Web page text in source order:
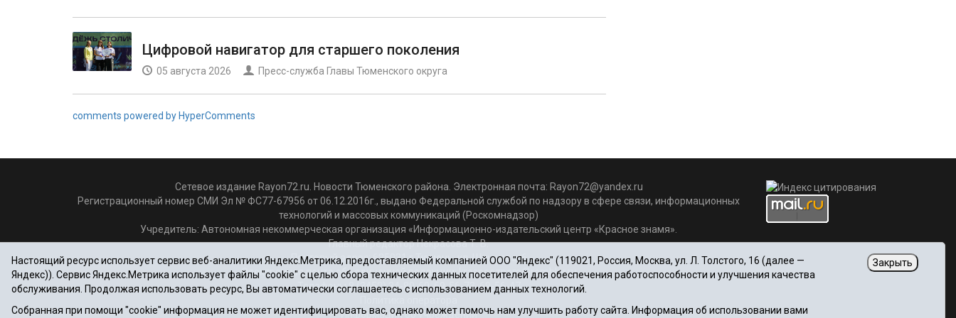
Цифровой навигатор для старшего поколения
05 августа 2026 Пресс-служба Главы Тюменского округа
comments powered by HyperComments
Сетевое издание Rayon72.ru. Новости Тюменского района. Электронная почта: Rayon72@yandex.ru
Регистрационный номер СМИ Эл № ФС77-67956 от 06.12.2016г., выдано Федеральной службой по надзору в сфере связи, информационных
технологий и массовых коммуникаций (Роскомнадзор)
Учредитель: Автономная некоммерческая организация «Информационно-издательский центр «Красное знамя».
Главный редактор Некрасова Т. В.
Почтовый адрес: 625031 г.Тюмень. ул. Шишкова, 6
Электронная почта объединенной редакции: krasnoeznam@rambler.ru
Телефоны 8 (3452) 34-80-60, 69-56-73, 69-56-47
Информация об учреждении
Настоящий ресурс использует сервис веб-аналитики Яндекс.Метрика, предоставляемый компанией ООО "Яндекс" (119021, Россия, Москва, ул. Л. Толстого, 16 (далее —
Яндекс)). Сервис Яндекс.Метрика использует файлы "cookie" с целью сбора технических данных посетителей для обеспечения работоспособности и улучшения качества
обслуживания. Продолжая использовать ресурс, Вы автоматически соглашаетесь с использованием данных технологий.
Собранная при помощи "cookie" информация не может идентифицировать вас, однако может помочь нам улучшить работу сайта. Информация об использовании вами
Закрыть